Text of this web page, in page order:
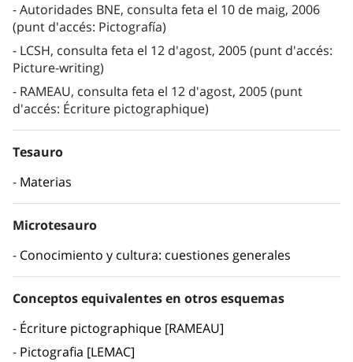
Autoridades BNE, consulta feta el 10 de maig, 2006
(punt d'accés: Pictografía)
LCSH, consulta feta el 12 d'agost, 2005 (punt d'accés:
Picture-writing)
RAMEAU, consulta feta el 12 d'agost, 2005 (punt
d'accés: Écriture pictographique)
Tesauro
Materias
Microtesauro
Conocimiento y cultura: cuestiones generales
Conceptos equivalentes en otros esquemas
Écriture pictographique [RAMEAU]
Pictografia [LEMAC]